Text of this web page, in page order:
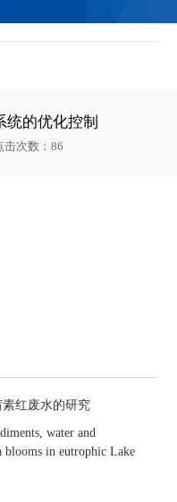
统的优化控制
击次数： 86
素红废水的研究
water and
blooms in eutrophic Lake